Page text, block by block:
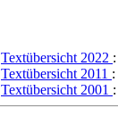
Textübersicht 2022 :
Textübersicht 2011 :
Textübersicht 2001 :